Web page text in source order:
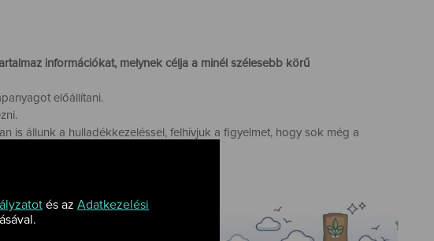
és az Adatkezelési
információkat, melynek célja a minél szélesebb körű
előállítani.
is állunk a hulladékkezeléssel, felhívjuk a figyelmet, hogy sok még a